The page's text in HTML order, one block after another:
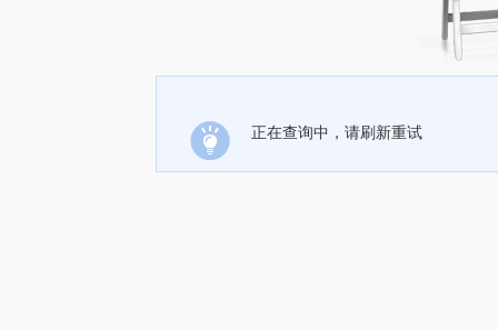
正在查询中，请刷新重试